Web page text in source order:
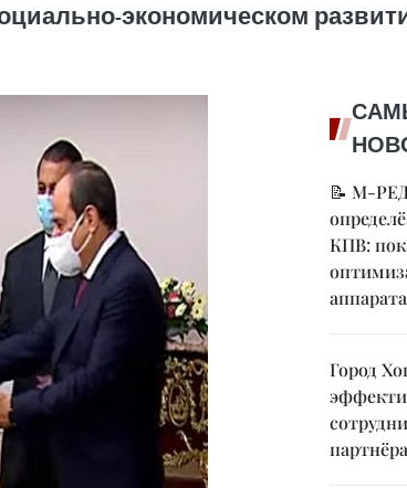
экономическом
📝 М-
КПВ:
аппарата
Город